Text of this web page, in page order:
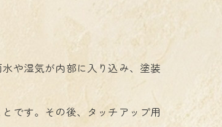
や湿気が内部に入り込み、塗装
です。その後、タッチアップ用